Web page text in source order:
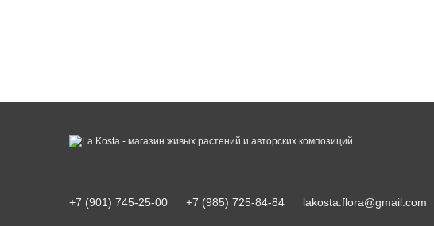
+7 (901) 745-25-00 +7 (985) 725-84-84 lakosta.flora@gmail.com